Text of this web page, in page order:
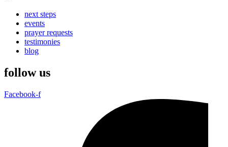
next steps
events
prayer requests
testimonies
blog
follow us
Facebook-f